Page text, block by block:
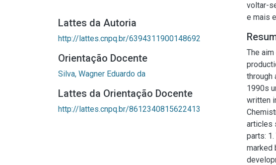
Lattes da Autoria
http://lattes.cnpq.br/6394311900148692
Orientação Docente
Silva, Wagner Eduardo da
Lattes da Orientação Docente
http://lattes.cnpq.br/8612340815622413
voltar-
e mais
The
through
1990s
written
articles
parts:
marked